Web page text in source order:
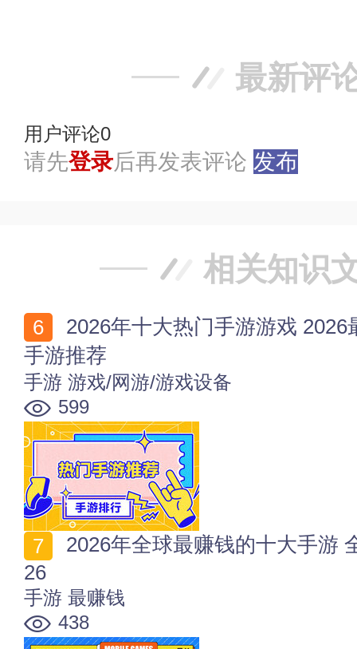
最新评
用户评论0
请先登录后再发表评论 发布
相关知识
手游推荐
手游 游戏/网游/游戏设备
599
26
手游 最赚钱
438